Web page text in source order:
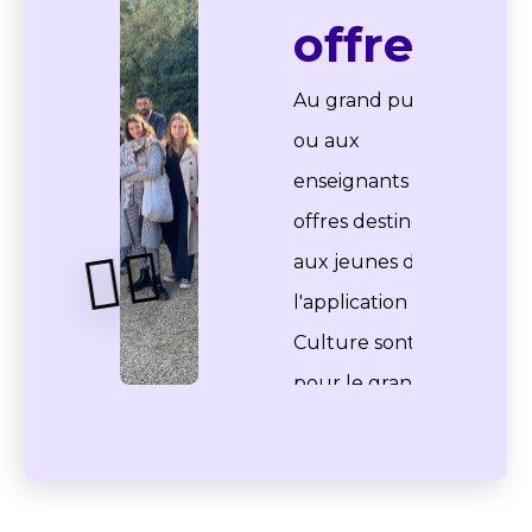
🤹‍♂️
offre ?
Au grand public
ou aux
enseignants ? Les
offres destinées
aux jeunes de
l'application pass
Culture sont dites
pour le grand